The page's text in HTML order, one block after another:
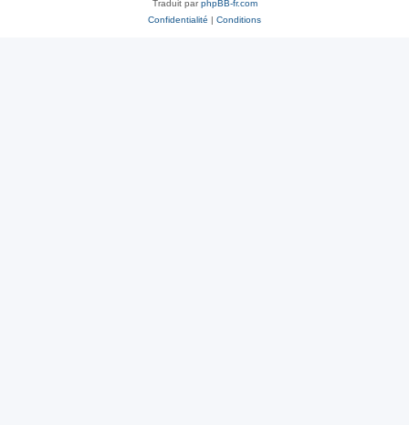
Traduit parphpBB-fr.com
Confidentialité | Conditions